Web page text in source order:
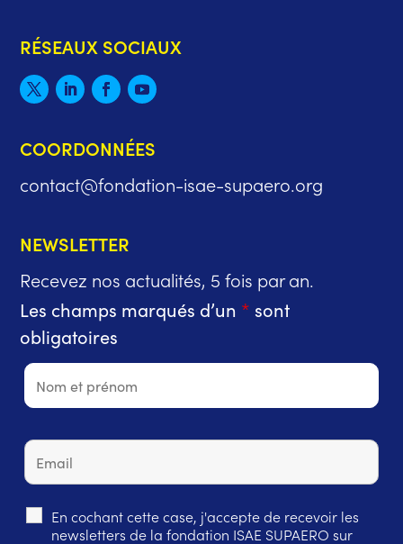
RÉSEAUX SOCIAUX
COORDONNÉES
contact@fondation-isae-supaero.org
NEWSLETTER
Recevez nos actualités, 5 fois par an.
Les champs marqués d’un * sont
obligatoires
En cochant cette case, j'accepte de recevoir les
newsletters de la fondation ISAE SUPAERO sur